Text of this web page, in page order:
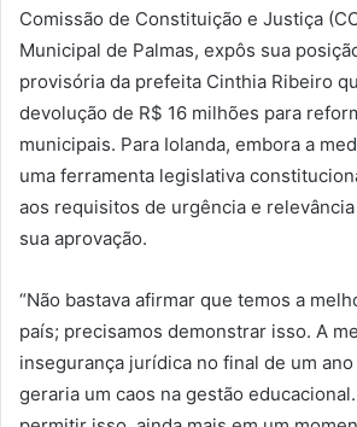
Comissão de Constituição e Justiça
Municipal de Palmas, expôs sua
provisória da prefeita Cinthia Ribeiro
devolução de R$ 16 milhões para
municipais. Para Iolanda, embora a
uma ferramenta legislativa
aos requisitos de urgência e
sua aprovação.
“Não bastava afirmar que temos a
país; precisamos demonstrar isso. A
insegurança jurídica no final de um
geraria um caos na gestão